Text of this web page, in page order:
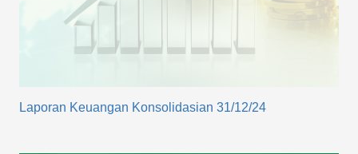
Laporan Keuangan Konsolidasian 31/12/24